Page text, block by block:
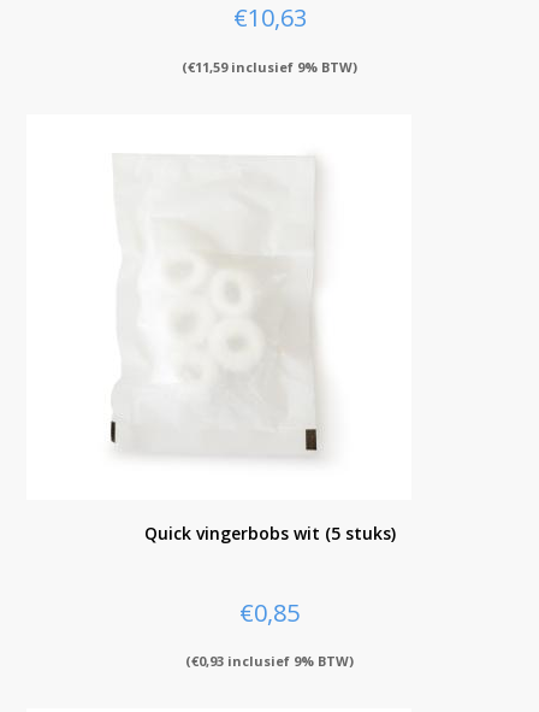
€10,63
(€11,59inclusief 9% BTW)
Quick vingerbobs wit (5 stuks)
€0,85
(€0,93 inclusief 9% BTW)